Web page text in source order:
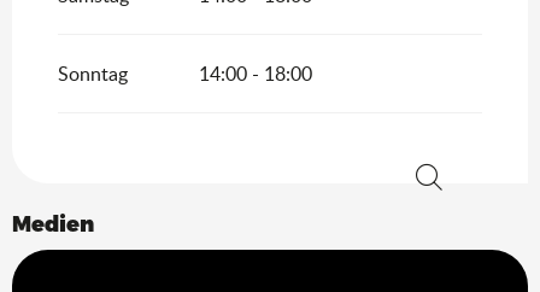
Sonntag 14:00 - 18:00
Medien